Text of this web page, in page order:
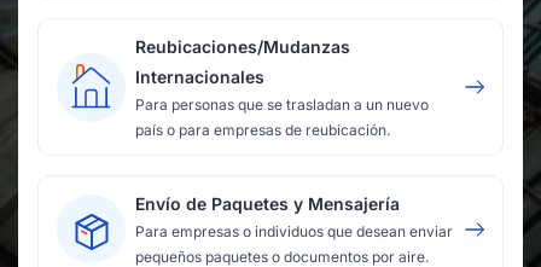
Reubicaciones/Mudanzas
Internacionales
Para personas que se trasladan a un nuevo
país o para empresas de reubicación.
Envío de Paquetes y Mensajería
Para empresas o individuos que desean enviar
pequeños paquetes o documentos por aire.